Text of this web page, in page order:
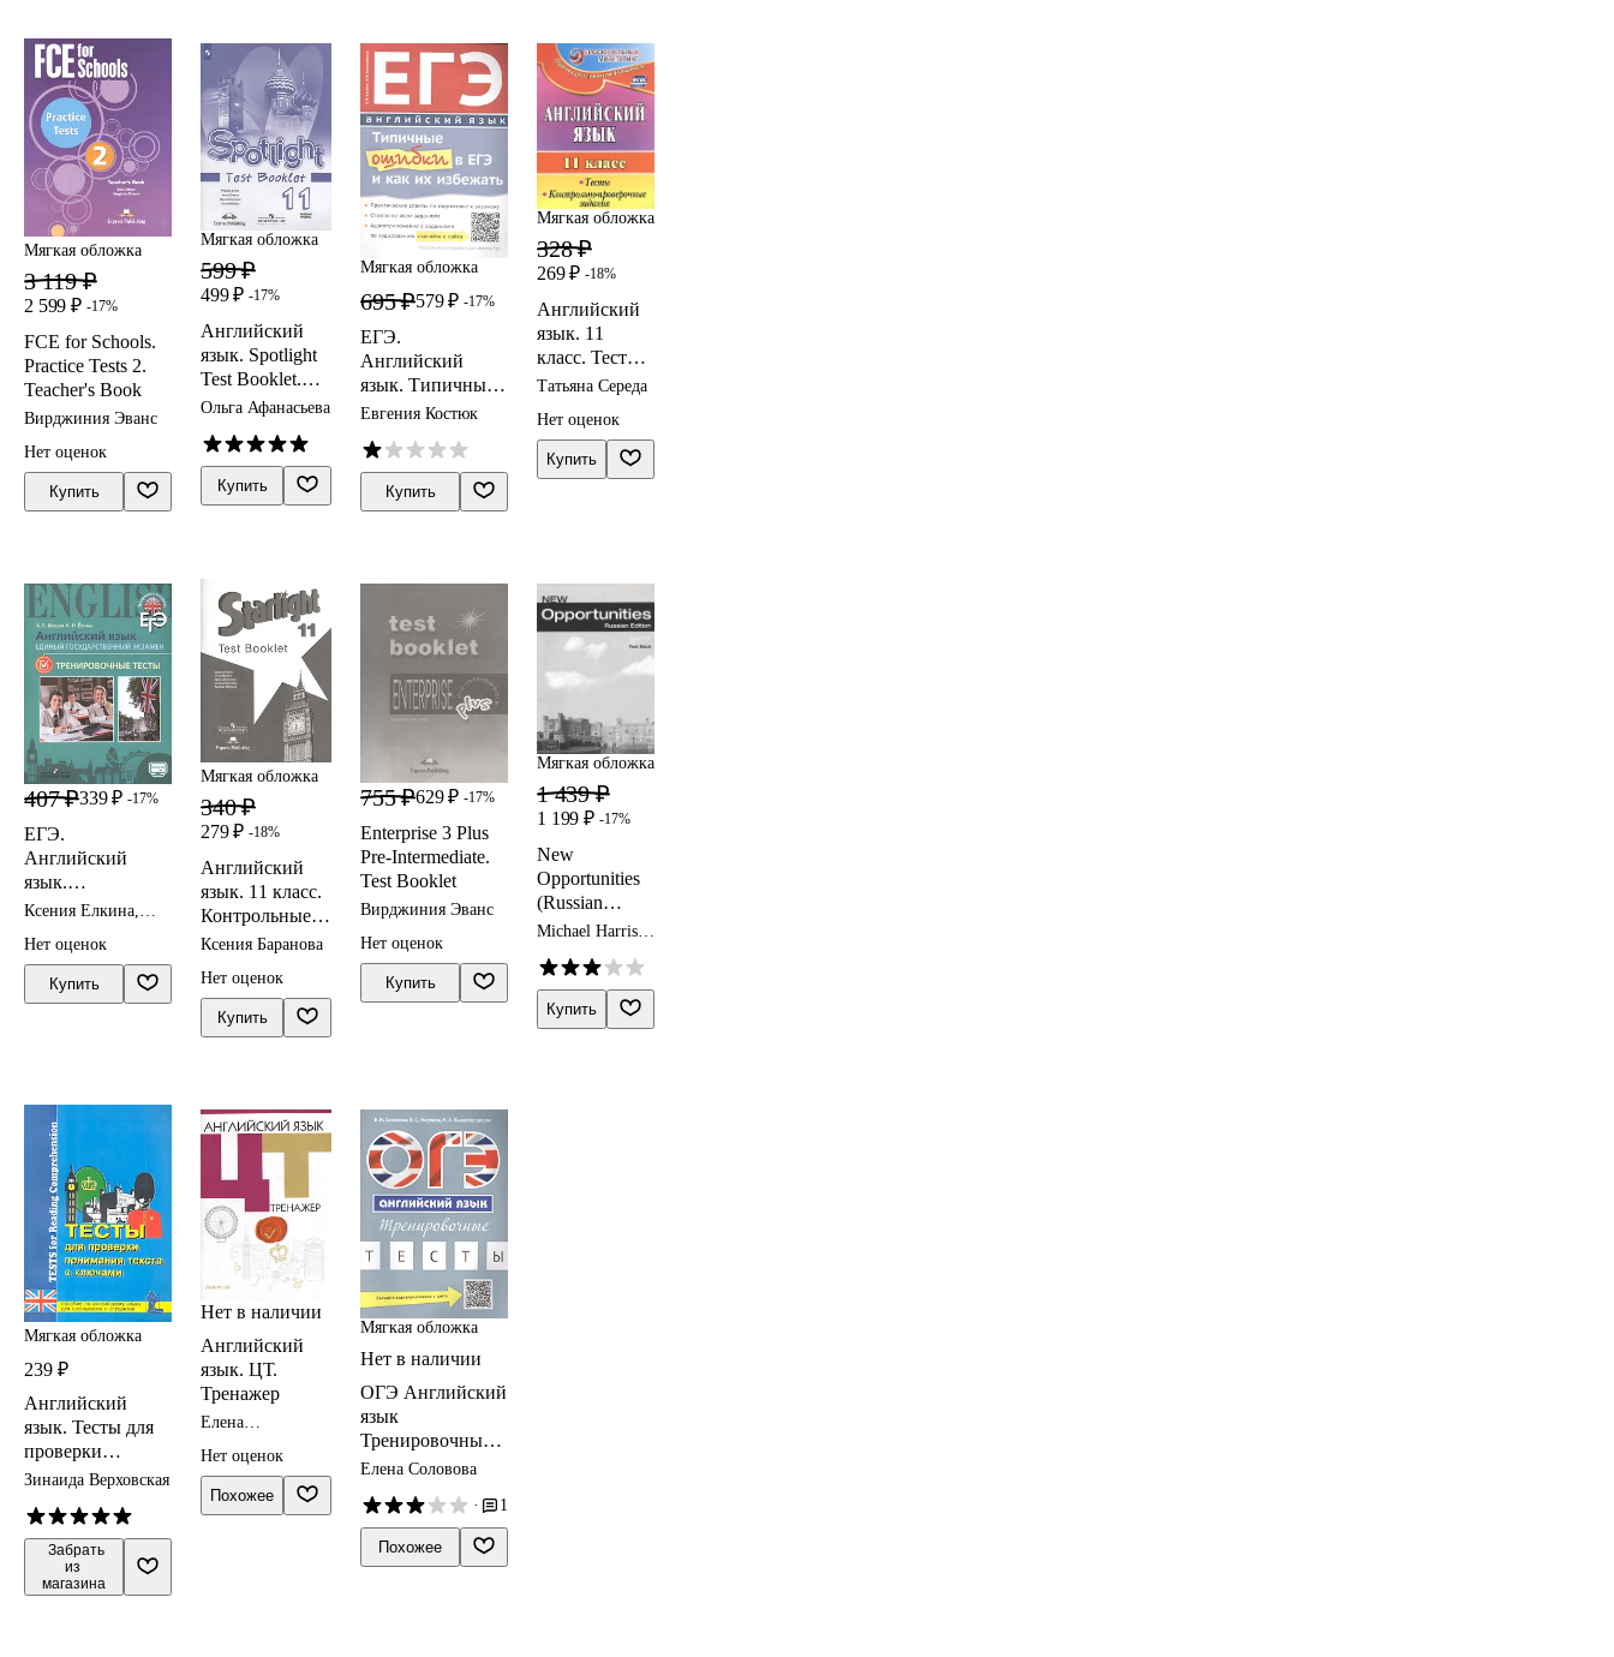
Мягкая обложка
3 119 ₽
2 599 ₽ -17%
FCE for Schools.
Practice Tests 2.
Teacher's Book
Вирджиния Эванс
Нет оценок
Купить
Мягкая обложка
599 ₽
499 ₽ -17%
Английский
язык. Spotlight
Test Booklet.
Контрольные
класс. Базовый
уровень
Ольга Афанасьева
Купить
Мягкая обложка
695 ₽579 ₽ -17%
ЕГЭ.
Английский
язык. Типичные
ошибки в ЕГЭ и
Евгения Костюк
Купить
Мягкая обложка
328 ₽
269 ₽ -18%
Английский
язык. 11
класс. Тесты,
контрольно-
задания.
ФГОС
Татьяна Середа
Нет оценок
Купить
407 ₽339 ₽ -17%
ЕГЭ.
Английский
язык.
Тренировочные
Ксения Елкина,
Нет оценок
Купить
Мягкая обложка
340 ₽
279 ₽ -18%
Английский
язык. 11 класс.
Контрольные
задания
Ксения Баранова
Нет оценок
Купить
755 ₽629 ₽ -17%
Enterprise 3 Plus
Pre-Intermediate.
Test Booklet
Вирджиния Эванс
Нет оценок
Купить
Мягкая обложка
1 439 ₽
1 199 ₽ -17%
New
Opportunities
(Russian
Edition)
Book
Michael Harris,
Анна
Сикоржинская
Купить
Мягкая обложка
239 ₽
Английский
язык. Тесты для
проверки
понимания
Пособие для
школьников и
студентов
Зинаида Верховская
Забрать
из
магазина
Нет в наличии
Английский
язык. ЦТ.
Тренажер
Елена
Курочкина,
Екатерина
Мисуно
Нет оценок
Похожее
Мягкая обложка
Нет в наличии
ОГЭ Английский
язык
Тренировочные
тесты Уч. пос. (м)
(+аудиоприл. на
сайте)
Елена Соловова
·
1
Похожее